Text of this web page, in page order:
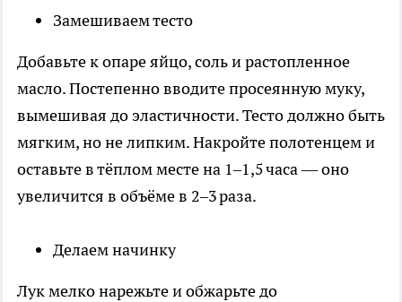
Замешиваем тесто
Добавьте к опаре яйцо, соль и растопленное
масло. Постепенно вводите просеянную муку,
вымешивая до эластичности. Тесто должно быть
мягким, но не липким. Накройте полотенцем и
оставьте в тёплом месте на 1–1,5 часа — оно
увеличится в объёме в 2–3 раза.
Делаем начинку
Лук мелко нарежьте и обжарьте до